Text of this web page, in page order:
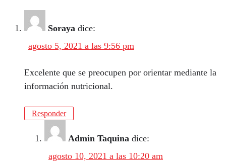
Soraya dice:
agosto 5, 2021 a las 9:56 pm
Excelente que se preocupen por orientar mediante la
información nutricional.
Responder
Admin Taquina dice:
agosto 10, 2021 a las 10:20 am